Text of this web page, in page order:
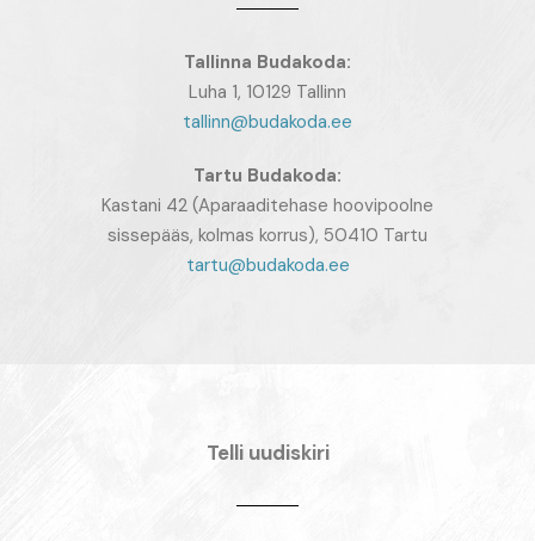
Tallinna Budakoda:
Luha 1, 10129 Tallinn
tallinn@budakoda.ee
Tartu Budakoda:
Kastani 42 (Aparaaditehase hoovipoolne
sissepääs, kolmas korrus), 50410 Tartu
tartu@budakoda.ee
Telli uudiskiri